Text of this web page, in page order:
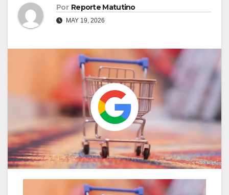
Por Reporte Matutino
MAY 19, 2026